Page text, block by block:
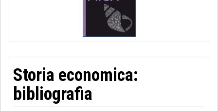
Storia economica:
bibliografia